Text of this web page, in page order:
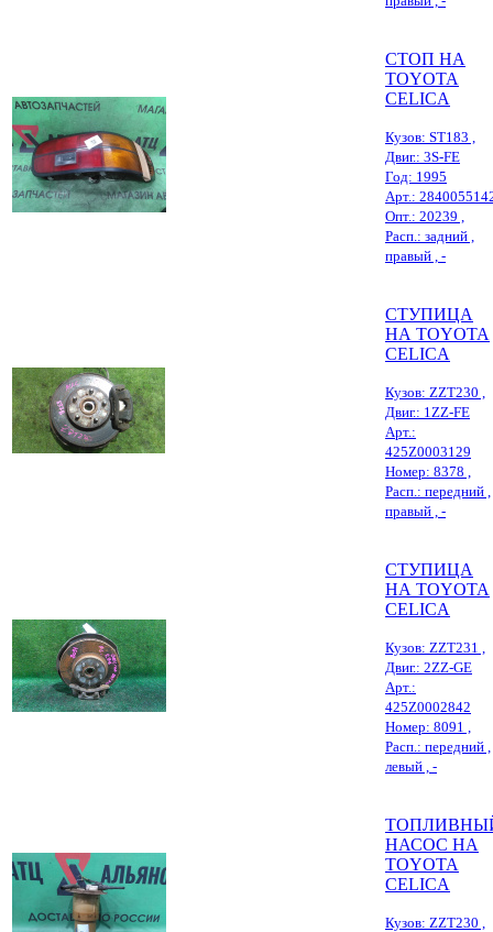
СТОП НА
TOYOTA
CELICA
Кузов: ST183 ,
Двиг.: 3S-FE
Год: 1995
Арт.:
Опт.: 20239 ,
Расп.: задний ,
правый , -
СТУПИЦА
НА TOYOTA
CELICA
Кузов: ZZT230 ,
Двиг.: 1ZZ-FE
Арт.:
425Z0003129
Номер: 8378 ,
Расп.: передний ,
правый , -
СТУПИЦА
НА TOYOTA
CELICA
Кузов: ZZT231 ,
Двиг.: 2ZZ-GE
Арт.:
425Z0002842
Номер: 8091 ,
Расп.: передний ,
левый , -
НАСОС НА
TOYOTA
CELICA
Кузов: ZZT230 ,